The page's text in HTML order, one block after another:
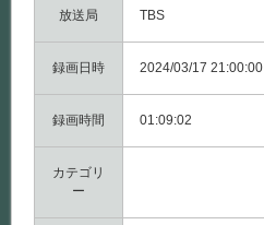
父
の
ッ
ナ
放送局 TBS
録画日時 2024/03/17 21:00:00
録画時間 01:09:02
カテゴリ
ー